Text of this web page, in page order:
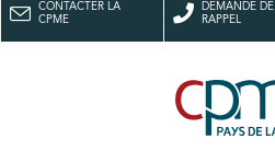
CONTACTER LA
CPME
DEMANDE DE
RAPPEL